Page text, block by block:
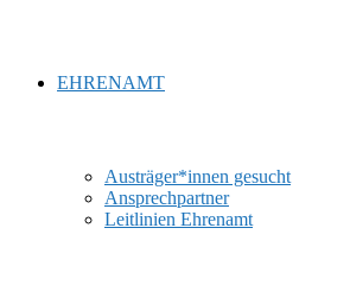
EHRENAMT
Austräger*innen gesucht
Ansprechpartner
Leitlinien Ehrenamt